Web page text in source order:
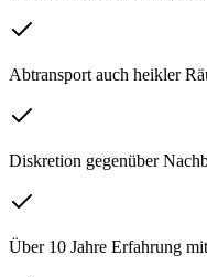
Abtransport auch heikler
Diskretion gegenüber
Über 10 Jahre Erfahrung